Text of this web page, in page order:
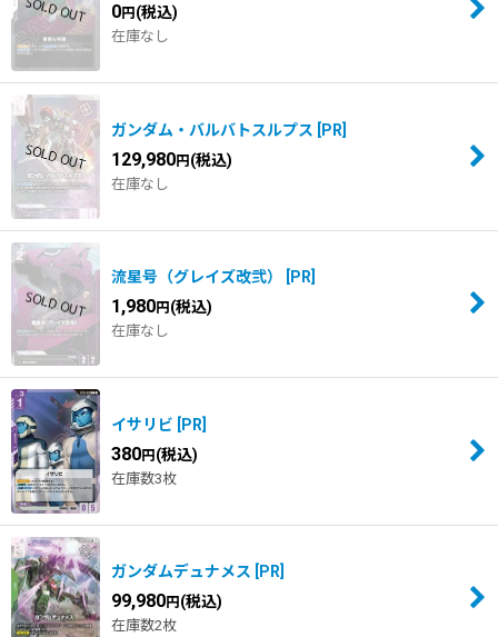
0円 (税込)
在庫なし
ガンダム・バルバトスルプス PR
129,980円 (税込)
在庫なし
流星号（グレイズ改弐） PR
1,980円 (税込)
在庫なし
イサリビ PR
380円 (税込)
在庫数3枚
ガンダムデュナメス PR
99,980円 (税込)
在庫数2枚